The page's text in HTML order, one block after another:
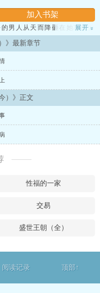
加入书架
男人从天而降砸在她车前盖
“世子”，这是怎么回事？户
她不做亏本生意，姑且拿他
霸道世故女主vs绿茶男德男
展开 »
》最新章节
）》正文
性福的一家
交易
盛世王朝（全）
阅读记录 顶部↑